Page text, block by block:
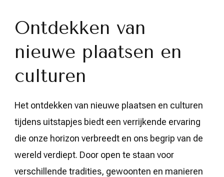
Ontdekken van
nieuwe plaatsen en
culturen
Het ontdekken van nieuwe plaatsen en culturen
tijdens uitstapjes biedt een verrijkende ervaring
die onze horizon verbreedt en ons begrip van de
wereld verdiept. Door open te staan voor
verschillende tradities, gewoonten en manieren